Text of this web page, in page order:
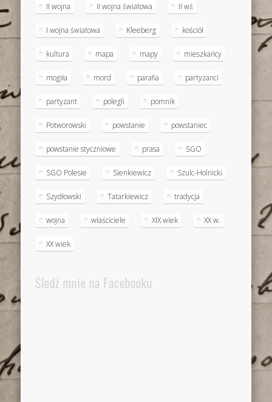
II wojna II wojna światowa II wś
I wojna światowa Kleeberg kościół
kultura mapa mapy mieszkańcy
mogiła mord parafia partyzanci
partyzant polegli pomnik
Potworowski powstanie powstaniec
powstanie styczniowe prasa SGO
SGO Polesie Sienkiewicz Szulc-Holnicki
Szydłowski Tatarkiewicz tradycja
wojna właściciele XIX wiek XX w.
XX wiek
Śledź mnie na Facebooku